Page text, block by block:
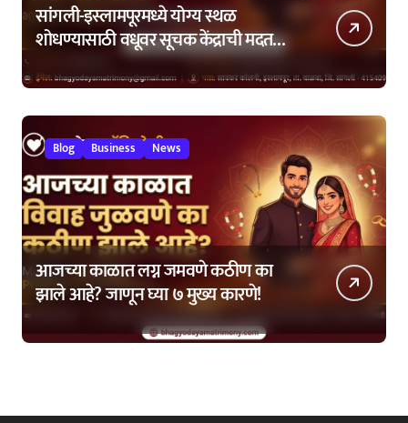
सांगली-इस्लामपूरमध्ये योग्य स्थळ
शोधण्यासाठी वधूवर सूचक केंद्राची मदत
Blog Business News
आजच्या काळात लग्न जमवणे कठीण का
झाले आहे? जाणून घ्या ७ मुख्य कारणे!